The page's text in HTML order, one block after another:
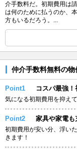
介手数料だ。初期費用は
は何のために払うのか、
方もいるだろう。...
仲介手数料無料の物
Point1 コスパ最強
気になる初期費用を抑え
Point2 家具や家電も
初期費用が安い分、浮い
きます！